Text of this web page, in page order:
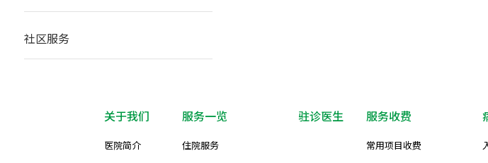
社区服务
关于我们
医院简介
服务一览
住院服务
驻诊医生 服务收费
常用项目收费